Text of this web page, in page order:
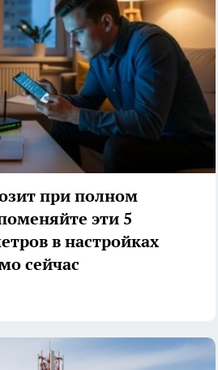
при полном
эти 5
в настройках
сейчас